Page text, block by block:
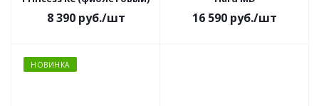
8 390руб./шт 16 590 руб./шт
НОВИНКА